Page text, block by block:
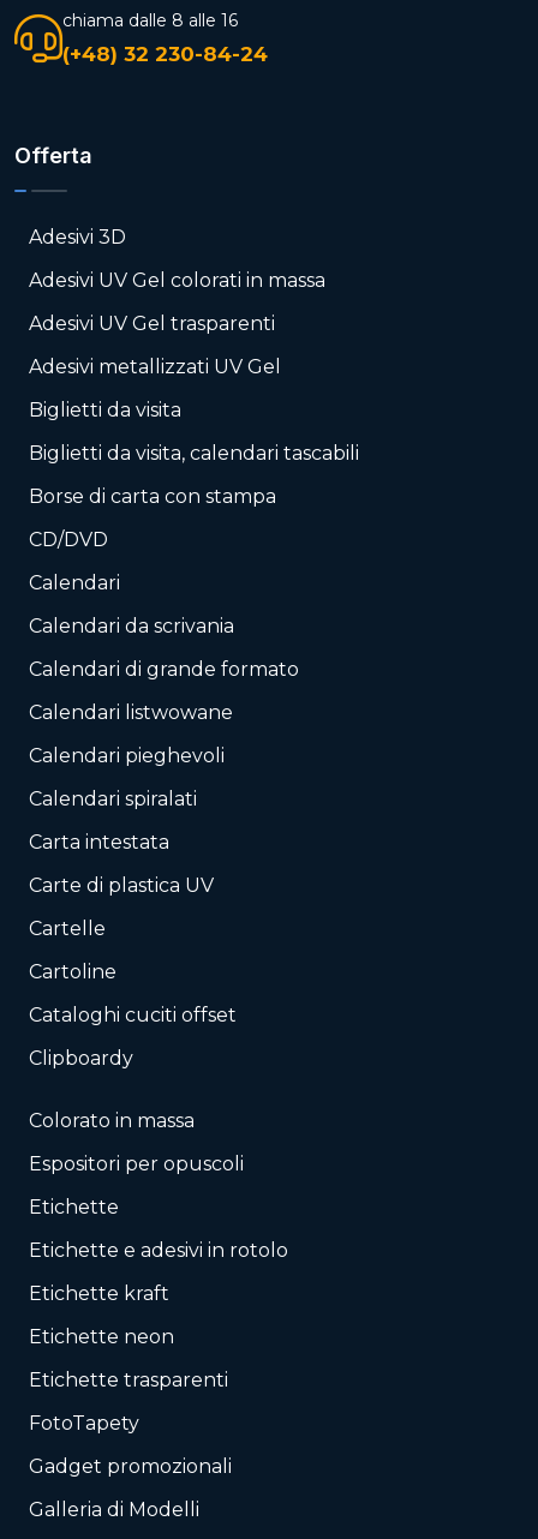
chiama dalle 8 alle 16
(+48) 32 230-84-24
Offerta
Adesivi 3D
Adesivi UV Gel colorati in massa
Adesivi UV Gel trasparenti
Adesivi metallizzati UV Gel
Biglietti da visita
Biglietti da visita, calendari tascabili
Borse di carta con stampa
CD/DVD
Calendari
Calendari da scrivania
Calendari di grande formato
Calendari listwowane
Calendari pieghevoli
Calendari spiralati
Carta intestata
Carte di plastica UV
Cartelle
Cartoline
Cataloghi cuciti offset
Clipboardy
Colorato in massa
Espositori per opuscoli
Etichette
Etichette e adesivi in rotolo
Etichette kraft
Etichette neon
Etichette trasparenti
FotoTapety
Gadget promozionali
Galleria di Modelli